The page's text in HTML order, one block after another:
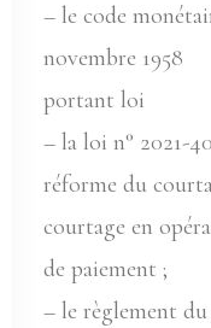
– le code
novembre 1958
portant loi
– la loi n° 2021-
réforme du
courtage en
de paiement ;
– le règlement